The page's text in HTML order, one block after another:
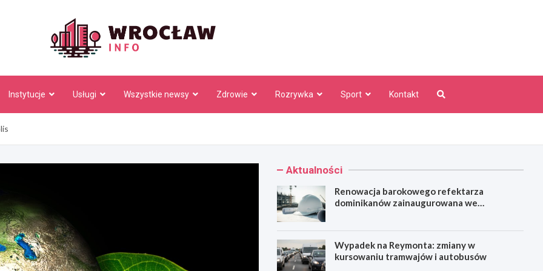
Instytucje Usługi Wszystkie newsy Zdrowie Rozrywka Sport Kontakt
Aktualności
Renowacja barokowego refektarza
dominikanów zainaugurowana we
Wypadek na Reymonta: zmiany w
kursowaniu tramwajów i autobusów